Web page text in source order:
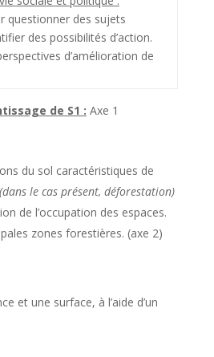
questionner des sujets
des possibilités d’action.
d’amélioration de
de S1 : Axe 1
du sol caractéristiques de
(dans le cas présent, déforestation)
de l’occupation des espaces.
zones forestières. (axe 2)
et une surface, à l’aide d’un